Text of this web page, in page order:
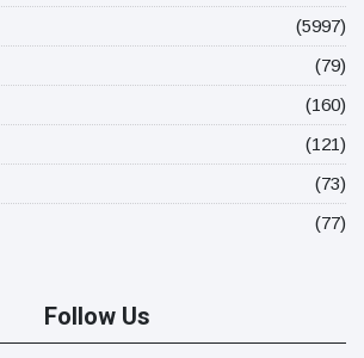
(5997)
(79)
(160)
(121)
(73)
(77)
Follow Us